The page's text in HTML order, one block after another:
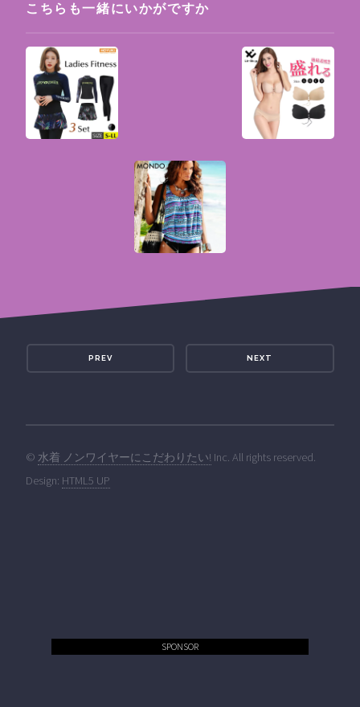
こちらも一緒にいかがですか
PREV NEXT
© 水着 ノンワイヤーにこだわりたい! Inc. All rights reserved.
Design: HTML5 UP
SPONSOR